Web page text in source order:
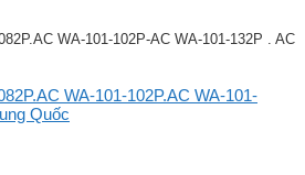
WA-101-102P-AC WA-101-132P . AC
WA-101-102P.AC WA-101-
Quốc